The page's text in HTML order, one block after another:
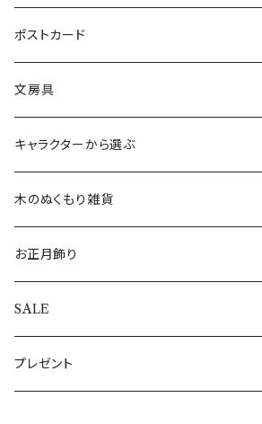
すべてのオーナメント
ミュージックタイプ
オーナメントスタンド
くま雑貨
ウォールアート(壁飾り)
敷き物
キャンドル・キャンドルスタンド
キャンドル
キャンドルスタンド
ぬいぐるみ
トントゥドール
クリスマスカード
カードスタンド
LEDキャンドルライト
ワインホルダー
コースター
トレイ（トレー）
オーナメントスタンド
イルミネーションライト
インドネシア
バリ
エジプト
フランス
インド
ギリシャ
日本
ドイツ
すべてのファッション雑貨
イヤリング
マグカップ
テーブルクロス
ランチョンマット
敷き物
すべての食器・テーブルクロス・敷き物
エッグホルダー
ミニカップ
イヤリング
腕時計
ブレスレット
ネックレス
指輪
全てのアクセサリー
ポストカード
バースデーカード
クリスマスカード
その他のポストカード
すべてのポストカード
文房具
キャラクターから選ぶ
ALOHAマプア
木のぬくもり雑貨
ぽれぽれ動物
ぽれぽれコモノ
クリスマスぽれぽれ動物
シロクマ親子
おとぎの森のくま
お正月飾り
置物・オブジェ
すべてのお正月飾り
SALE
アウトレット
プレゼント